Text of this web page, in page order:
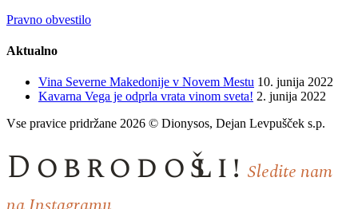
Pravno obvestilo
Aktualno
Vina Severne Makedonije v Novem Mestu 10. junija 2022
Kavarna Vega je odprla vrata vinom sveta! 2. junija 2022
Vse pravice pridržane 2026 © Dionysos, Dejan Levpušček s.p.
Dobrodošli! Sledite nam